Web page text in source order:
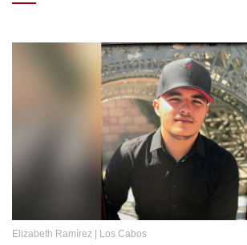
Elizabeth Ramírez | Los Cabos